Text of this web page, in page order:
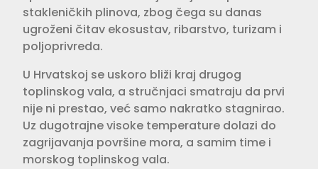
stakleničkih plinova, zbog čega su danas
ugroženi čitav ekosustav, ribarstvo, turizam i
poljoprivreda.
U Hrvatskoj se uskoro bliži kraj drugog
toplinskog vala, a stručnjaci smatraju da prvi
nije ni prestao, već samo nakratko stagnirao.
Uz dugotrajne visoke temperature dolazi do
zagrijavanja površine mora, a samim time i
morskog toplinskog vala.